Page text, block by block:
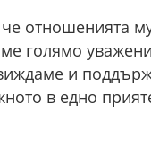
отношенията
голямо
и
в едно